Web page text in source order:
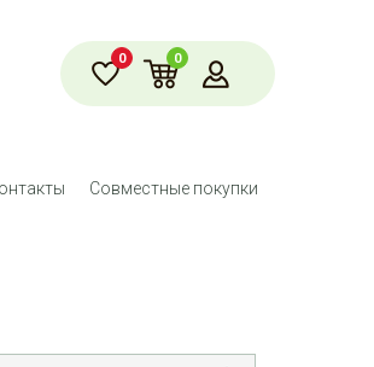
0 0
Совместные покупки